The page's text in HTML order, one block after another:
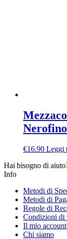
Nerofino
€16.90 Leggi
Hai bisogno di
Info
Metodi di
Metodi di
Regole di
Condizioni di
Il mio account
Chi siamo